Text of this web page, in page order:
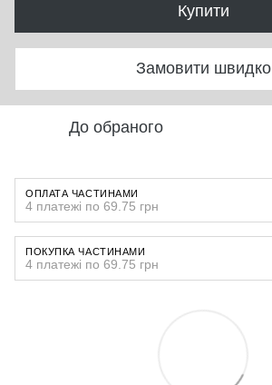
Купити
Замовити швидко
До обраного
ОПЛАТА ЧАСТИНАМИ
4 платежі по 69.75 грн
ПОКУПКА ЧАСТИНАМИ
4 платежі по 69.75 грн